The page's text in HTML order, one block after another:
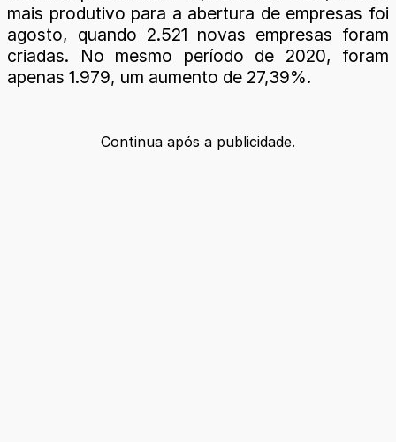
mais produtivo para a abertura de empresas foi
agosto, quando 2.521 novas empresas foram
criadas. No mesmo período de 2020, foram
apenas 1.979, um aumento de 27,39%.
Continua após a publicidade.